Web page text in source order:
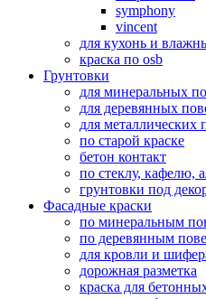
symphony
vincent
для кухонь и
краска по osb
Грунтовки
для минеральных
для деревянных
для металлических
по старой краске
бетон контакт
по стеклу,
грунтовки под
Фасадные краски
по минеральным
по деревянным
для кровли и
дорожная разметка
краска для